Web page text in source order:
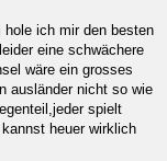
hole ich mir den besten
eine schwächere
wäre ein grosses
ausländer nicht so wie
spielt
heuer wirklich